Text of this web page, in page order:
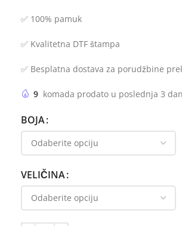
✅ 100% pamuk
✅ Kvalitetna DTF štampa
✅ Besplatna dostava za porudžbine
9 komada prodato u poslednja 3
BOJA
VELIČINA